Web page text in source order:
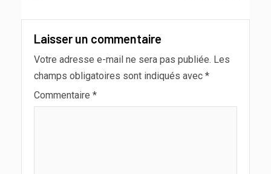
Laisser un commentaire
Votre adresse e-mail ne sera pas publiée. Les
champs obligatoires sont indiqués avec *
Commentaire *